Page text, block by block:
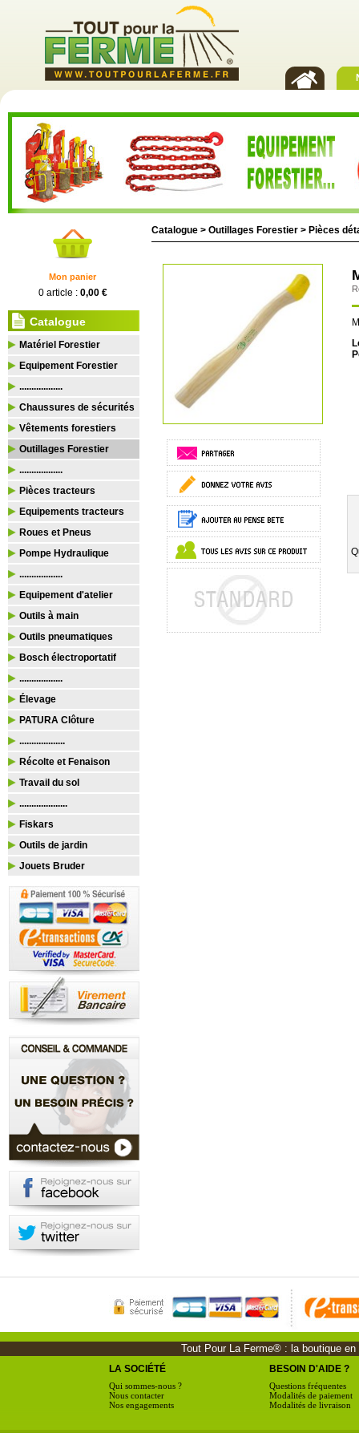
Mon panier
0 article : 0,00 €
Catalogue
Matériel Forestier
Equipement Forestier
..................
Chaussures de sécurités
Vêtements forestiers
Outillages Forestier
..................
Pièces tracteurs
Equipements tracteurs
Roues et Pneus
Pompe Hydraulique
..................
Equipement d'atelier
Outils à main
Outils pneumatiques
Bosch électroportatif
..................
Élevage
PATURA Clôture
...................
Récolte et Fenaison
Travail du sol
....................
Fiskars
Outils de jardin
Jouets Bruder
Catalogue > Outillages Forestier > Pièces
Tout Pour La Ferme® : la boutique
LA SOCIÉTÉ
Qui sommes-nous ?
Nous contacter
Nos engagements
BESOIN D'AIDE ?
Questions fréquentes
Modalités de paiement
Modalités de livraison